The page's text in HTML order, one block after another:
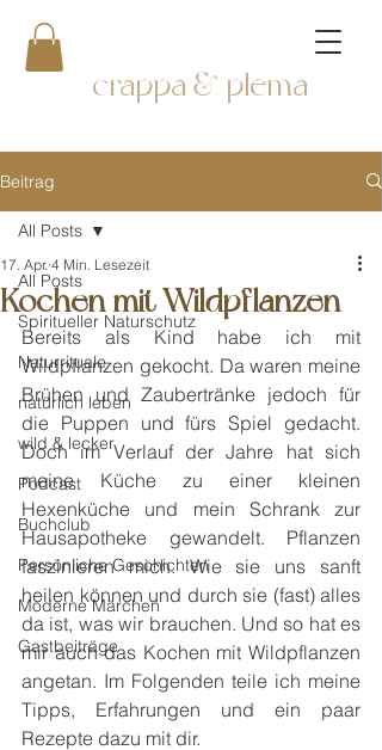
crappa & plema
Beitrag
All Posts
Spiritueller Naturschutz
Naturrituale
natürlich leben
wild & lecker
Podcast
Buchclub
Persönliche Geschichten
Moderne Märchen
Gastbeiträge
All Posts
Kochen mit Wildpflanzen
17. Apr. 4 Min. Lesezeit
Bereits als Kind habe ich mit
Wildpflanzen gekocht. Da waren meine
Brühen und Zaubertränke jedoch für
die Puppen und fürs Spiel gedacht.
Doch im Verlauf der Jahre hat sich
meine Küche zu einer kleinen
Hexenküche und mein Schrank zur
Hausapotheke gewandelt. Pflanzen
faszinieren mich. Wie sie uns sanft
heilen können und durch sie (fast) alles
da ist, was wir brauchen. Und so hat es
mir auch das Kochen mit Wildpflanzen
angetan. Im Folgenden teile ich meine
Tipps, Erfahrungen und ein paar
Rezepte dazu mit dir.